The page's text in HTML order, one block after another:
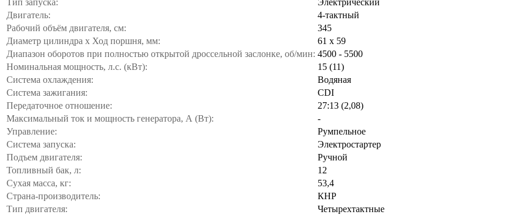
Двигатель:
4-тактный
Рабочий объём двигателя, см:
345
Диаметр цилиндра x Ход поршня, мм:
61 х 59
Диапазон оборотов при полностью открытой дроссельной заслонке, об/мин: 4500 - 5500
Номинальная мощность, л.с. (кВт):
15 (11)
Система охлаждения:
Водяная
Система зажигания:
CDI
Передаточное отношение:
27:13 (2,08)
Максимальный ток и мощность генератора, А (Вт):
-
Управление:
Румпельное
Система запуска:
Электростартер
Подъем двигателя:
Ручной
Топливный бак, л:
12
Сухая масса, кг:
53,4
Страна-производитель:
КНР
Тип двигателя:
Четырехтактные